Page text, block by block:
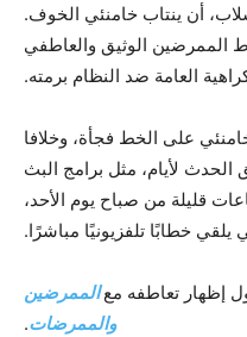
أن ينتاب خامنئي الخوف.
الممرضين الوثيق والعاطفي
العامة ضد النظام برمته.
على الخط فجأة، وخلافا
الحدث لأيام، مثل برامج البث
قليلة من صباح يوم الأحد،
يلقي خطابًا تلفزيونيًا مباشرًا.
إظهار تعاطفه معالممرضين
والممرضات.